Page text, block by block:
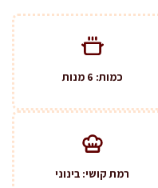
כמות: 6 מנות
רמת קושי: בינוני